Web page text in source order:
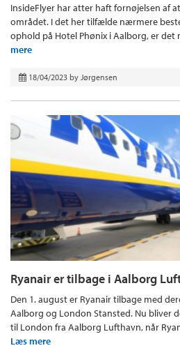
InsideFlyer har atter haft fornøjelsen af
området. I det her tilfælde nærmere
ophold på Hotel Phønix i Aalborg, er
mere
18/04/2023 by Jørgensen
Ryanair er tilbage i Aalborg
Den 1. august er Ryanair tilbage med
Aalborg og London Stansted. Nu bliver
til London fra Aalborg Lufthavn, når
Læs mere